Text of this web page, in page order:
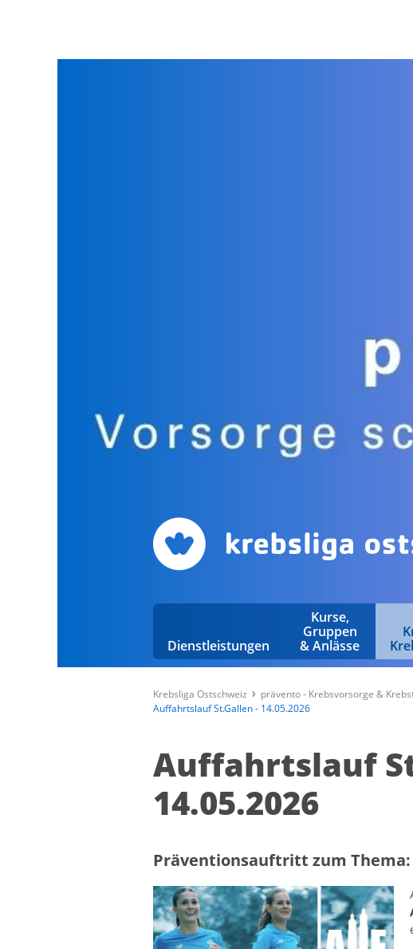
Dienstleistungen
Kurse,
Gruppen
& Anlässe
Krebsliga Ostschweiz prävento - Krebsvorsorge &
Auffahrtslauf St.Gallen - 14.05.2026
Auffahrtslauf
14.05.2026
Präventionsauftritt zum Thema: